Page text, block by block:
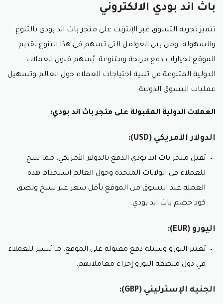
باث اند بودي الالكتروني
تتميز تجربة التسوق عبر الإنترنت على متجر باث اند بودي بالتنوع
والسهولة، ومن بين العوامل التي تسهم في هذا التنوع تقديم
الموقع لخيارات دفع مريحة ومتنوعة. يُسهم قبول العملات
الدولية المتنوعة في تلبية احتياجات العملاء حول العالم وتسهيل
عمليات التسوق الدولية.
العملات الدولية المقبولة على متجر باث اند بودي:
الدولار الأمريكي (USD):
يُقبل متجر باث اند بودي الدفع بالدولار الأمريكي، مما يتيح
للعملاء في الولايات المتحدة وحول العالم استخدام هذه
العملة عند التسوق من الموقع بأقل سعر عبر نسخ ولصق
كود خصم باث اند بودي.
اليورو (EUR):
يُعتبر اليورو وسيلة دفع مقبولة على الموقع، ما يُيسر للعملاء
في دول منطقة اليورو إجراء معاملاتهم.
الجنيه الإسترليني (GBP):